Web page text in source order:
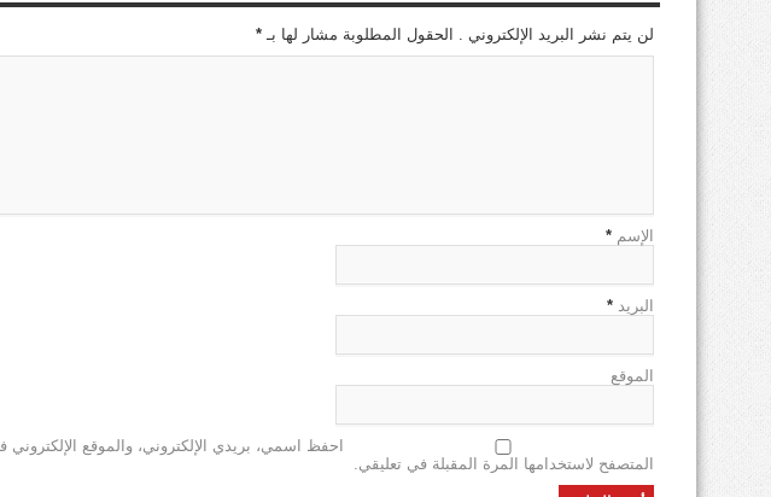
لن يتم نشر البريد الإلكتروني . الحقول المطلوبة مشار لها بـ *
الإسم *
البريد *
الموقع
احفظ اسمي، بريدي الإلكتروني، والموقع الإلكتروني
المتصفح لاستخدامها المرة المقبلة في تعليقي.